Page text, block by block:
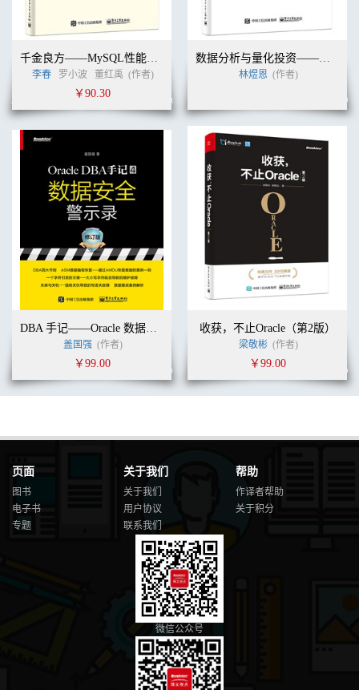
........................................................................................................63
3.10 添加一个外部模块到PostgreSQL服务中
..................................................................64
3.11 使用已安装的模块
......................................................................................................68
3.12 管理已安装的扩展
......................................................................................................70
第4章 服务控
制
4.1 介绍
4.2 手动启动数据库服务
....................................................................................................75
4.3 安全快速地停止服务
....................................................................................................77
4.4 在紧急情况下关闭服务
................................................................................................77
4.5 重新加载服务配置文件
................................................................................................78
4.6 快速重启服务
4.7 阻止新的连接
4.8 限制每个用户只允许一个会话
4.10 为多租户进行数据库设计
4.11 使用多个模式（schema）
..........................................................................................87
4.12 单独给用户分配数据库
..............................................................................................89
4.13 在一个系统上运行多个服务
......................................................................................90
4.14 配置连接池
4.15 在相同的主机和端口上访问多个服务
......................................................................95
第5章 表和数
据
千金良方——MySQL性能优化金字塔法则
李春 罗小波 董红禹 (作者)
￥90.30
数据分析与量化投资——基于SAS的应用
林煜恩 (作者)
DBA 手记——Oracle 数据安全的警示与原则
盖国强 (作者)
￥99.00
收获，不止Oracle（第2版）
梁敬彬 (作者)
￥99.00
页面
图书
电子书
专题
关于我们
关于我们
用户协议
联系我们
帮助
作译者帮助
关于积分
微信公众号